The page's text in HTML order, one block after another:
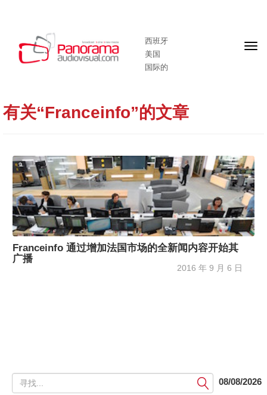
西班牙
美国
国际的
头
有关“Franceinfo”的文章
Franceinfo 通过增加法国市场的全新闻内容开始其
广播
2016 年 9 月 6 日
提
交
08/08/2026